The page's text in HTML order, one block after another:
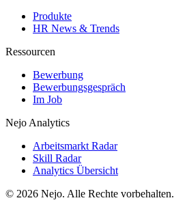
Produkte
HR News & Trends
Ressourcen
Bewerbung
Bewerbungsgespräch
Im Job
Nejo Analytics
Arbeitsmarkt Radar
Skill Radar
Analytics Übersicht
© 2026 Nejo. Alle Rechte vorbehalten.